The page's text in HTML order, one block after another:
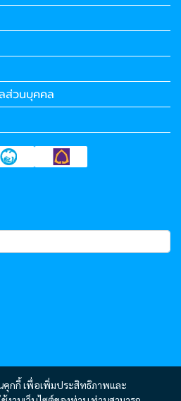
คุกกี้ เพื่อเพิ่มประสิทธิภาพและ
ส่วนบุคคล